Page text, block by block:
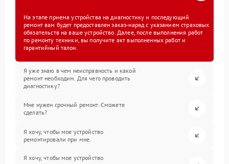
На этапе приема устройства на диагностику и последующий
ремонт вам будет предоставлен заказ-наряд с указанием страховых
обязательств на ваше устройство. Далее, после выполнения работ
по ремонту техники, вы получите акт выполненных работ и
гарантийный талон.
Я уже знаю в чем неисправность и какой
ремонт необходим. Для чего проводить
диагностику?
Мне нужен срочный ремонт. Сможете
сделать?
Я хочу, чтобы мое устройство
ремонтировали при мне.
Я хочу, чтобы мое устройство